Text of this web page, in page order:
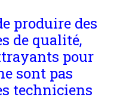
produire des
de qualité,
pour
sont pas
techniciens